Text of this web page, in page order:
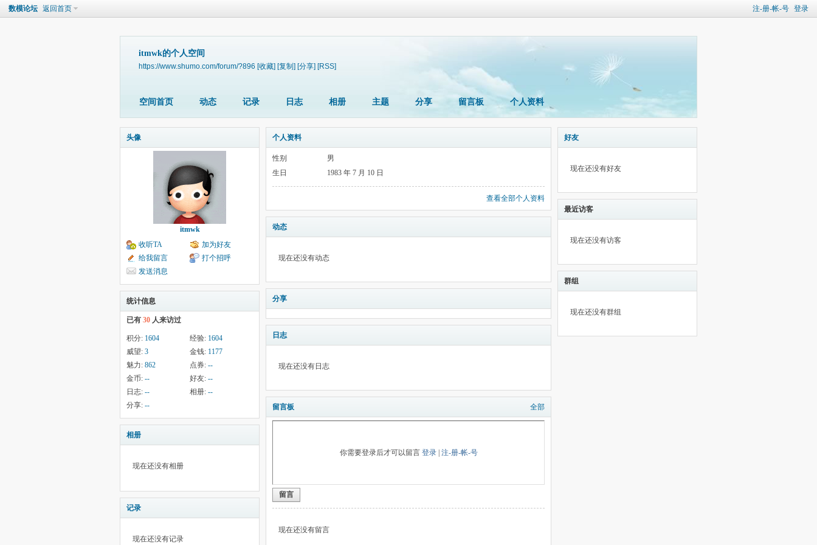
注-册-帐-号 登录
数模论坛 返回首页
itmwk的个人空间
https://www.shumo.com/forum/?896 [收藏] [复制] [分享] [RSS]
空间首页 动态 记录 日志 相册 主题 分享 留言板 个人资料
头像
itmwk
收听TA
加为好友
给我留言
打个招呼
发送消息
统计信息
已有 30 人来访过
积分: 1604 经验: 1604
威望: 3 金钱: 1177
魅力: 862 点券: --
金币: -- 好友: --
日志: -- 相册: --
分享: --
相册
现在还没有相册
记录
现在还没有记录
个人资料
性别
男
生日
1983 年 7 月 10 日
查看全部个人资料
动态
现在还没有动态
分享
日志
现在还没有日志
留言板 全部
你需要登录后才可以留言 登录| 注-册-帐-号
留言
现在还没有留言
好友
现在还没有好友
最近访客
现在还没有访客
群组
现在还没有群组